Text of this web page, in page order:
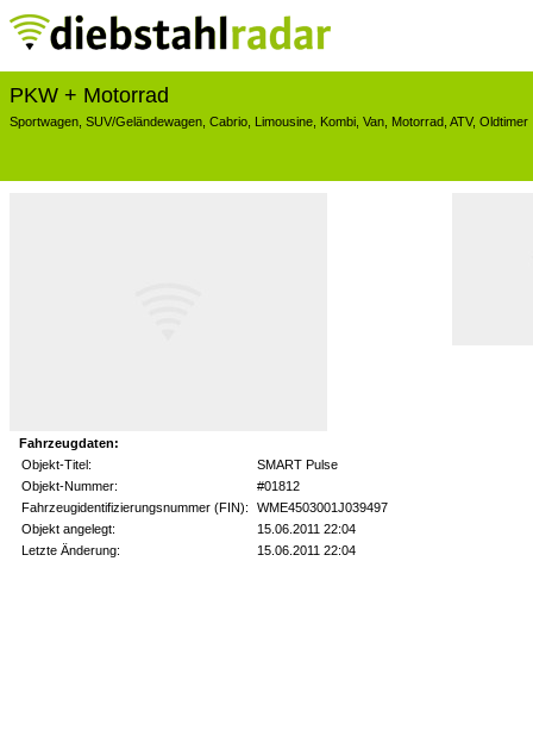
PKW + Motorrad
Sportwagen SUV/Geländewagen Cabrio Limousine Kombi Van Motorrad ATV, Oldtimer
Fahrzeugdaten:
Objekt-Titel:
SMART Pulse
Objekt-Nummer:
#01812
Fahrzeugidentifizierungsnummer (FIN):
WME4503001J039497
Objekt angelegt:
15.06.2011 22:04
Letzte Änderung:
15.06.2011 22:04